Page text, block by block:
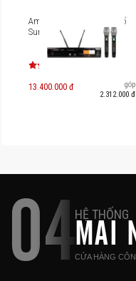
Ampli Karaoke kỹ thuật số
Sumico SU400
13.400.000 đ
Trả góp
2.312.000 đ
04HỆ THỐNG
MAI
CỬA HÀNG